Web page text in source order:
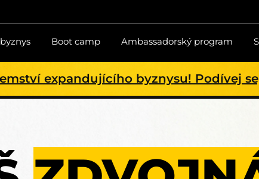
Boot camp Ambassadorský program
expandujícího byznysu! Podívej